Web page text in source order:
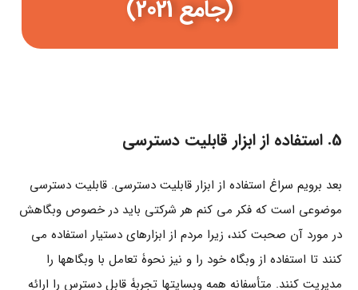
(جامع 2021)
5. استفاده از ابزار قابلیت دسترسی
بعد برویم سراغ استفاده از ابزار قابلیت دسترسی. قابلیت دسترسی
موضوعی است که فکر می کنم هر شرکتی باید در خصوص وبگاهش
در مورد آن صحبت کند، زیرا مردم از ابزارهای دستیار استفاده می
کنند تا استفاده از وبگاه خود را و نیز نحوۀ تعامل با وبگاهها را
مدیریت کنند. متأسفانه همه وبسایتها تجربۀ قابل دسترس را ارائه